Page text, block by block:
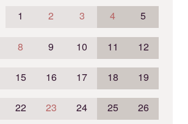
1
2 3 4 5
8 9 10 11 12
15 16 17 18 19
22 23 24 25 26